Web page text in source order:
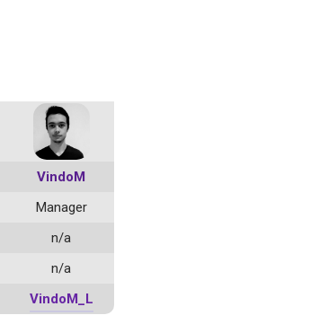
VindoM
Manager
n/a
n/a
VindoM_L